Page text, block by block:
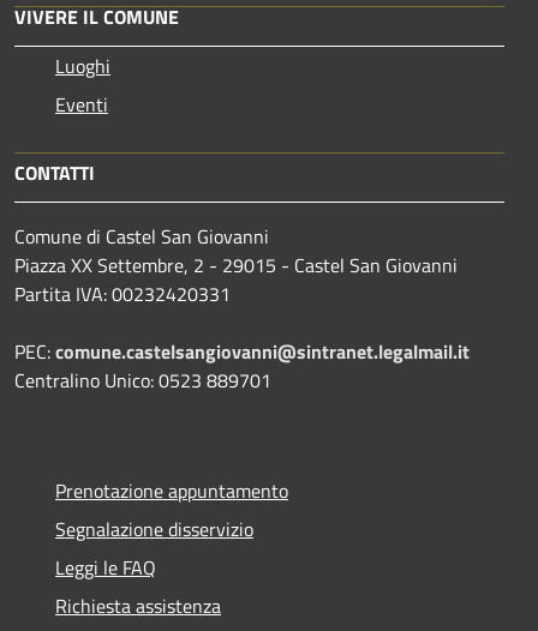
VIVERE IL COMUNE
Luoghi
Eventi
CONTATTI
Comune di Castel San Giovanni
Piazza XX Settembre, 2 - 29015 - Castel San Giovanni
Partita IVA: 00232420331
PEC:comune.castelsangiovanni@sintranet.legalmail.it
Centralino Unico: 0523 889701
Prenotazione appuntamento
Segnalazione disservizio
Leggi le FAQ
Richiesta assistenza